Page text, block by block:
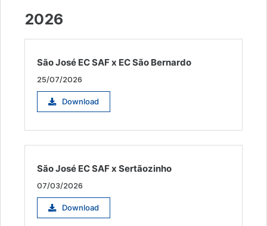
2026
São José EC SAF x EC São Bernardo
25/07/2026
Download
São José EC SAF x Sertãozinho
07/03/2026
Download